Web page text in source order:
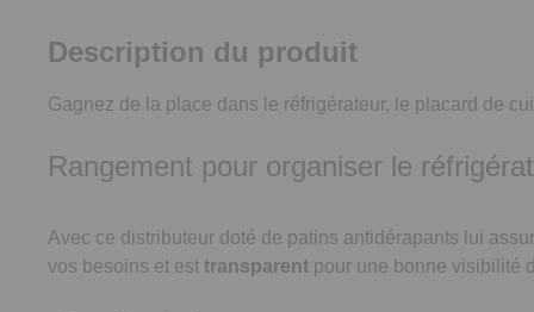
Description du produit
Gagnez de la place dans le réfrigérateur, le placard de
Rangement pour organiser le
Avec ce distributeur doté de patins antidérapants lui
vos besoins et est transparent pour une bonne visibilité